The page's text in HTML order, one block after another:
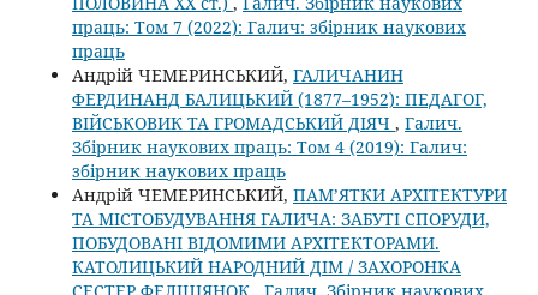
праць: Том 7 (2022): Галич: збірник наукових
праць
Андрій ЧЕМЕРИНСЬКИЙ, ГАЛИЧАНИН
ФЕРДИНАНД БАЛИЦЬКИЙ (1877–1952): ПЕДАГОГ,
ВІЙСЬКОВИК ТА ГРОМАДСЬКИЙ ДІЯЧ , Галич.
Збірник наукових праць: Том 4 (2019): Галич:
збірник наукових праць
Андрій ЧЕМЕРИНСЬКИЙ, ПАМ’ЯТКИ АРХІТЕКТУРИ
ТА МІСТОБУДУВАННЯ ГАЛИЧА: ЗАБУТІ СПОРУДИ,
ПОБУДОВАНІ ВІДОМИМИ АРХІТЕКТОРАМИ.
КАТОЛИЦЬКИЙ НАРОДНИЙ ДІМ / ЗАХОРОНКА